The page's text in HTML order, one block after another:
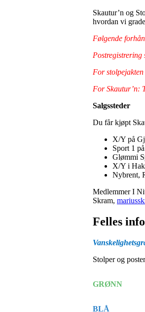
Skautur’n og
hvordan vi
Følgende
For
For Skautur’n:
Salgssteder
Du får kjøpt
X/Y på
Sport 1
Glømmi
X/Y i
Nybrent,
Medlemmer I
Skram,
Felles
Stolper og
GRØNN
BLÅ